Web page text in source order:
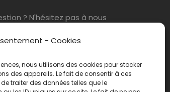
- Cookies
nous utilisons des cookies pour stocker
des appareils. Le fait de consentir à ces
traiter des données telles que le
? N'hésitez pas à nous